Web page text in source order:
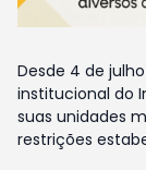
Desde 4 de
institucional do
suas unidades
restrições